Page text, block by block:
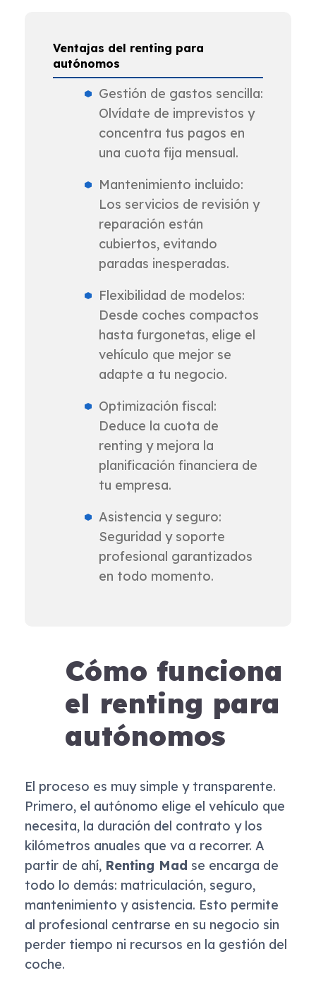
Ventajas del renting para
autónomos
Gestión de gastos sencilla:
Olvídate de imprevistos y
concentra tus pagos en
una cuota fija mensual.
Mantenimiento incluido:
Los servicios de revisión y
reparación están
cubiertos, evitando
paradas inesperadas.
Flexibilidad de modelos:
Desde coches compactos
hasta furgonetas, elige el
vehículo que mejor se
adapte a tu negocio.
Optimización fiscal:
Deduce la cuota de
renting y mejora la
planificación financiera de
tu empresa.
Asistencia y seguro:
Seguridad y soporte
profesional garantizados
en todo momento.
Cómo funciona
el renting para
autónomos
El proceso es muy simple y transparente.
Primero, el autónomo elige el vehículo que
necesita, la duración del contrato y los
kilómetros anuales que va a recorrer. A
partir de ahí, Renting Mad se encarga de
todo lo demás: matriculación, seguro,
mantenimiento y asistencia. Esto permite
al profesional centrarse en su negocio sin
perder tiempo ni recursos en la gestión del
coche.